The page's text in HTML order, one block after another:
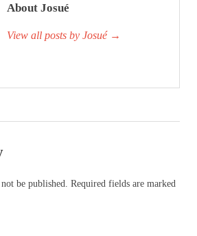
About Josué
View all posts by Josué →
be published. Required fields are marked